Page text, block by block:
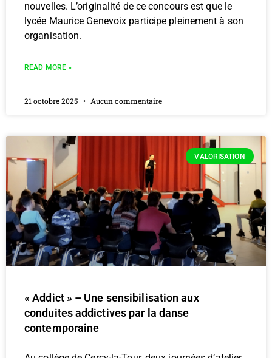
nouvelles. L’originalité de ce concours est que le
lycée Maurice Genevoix participe pleinement à son
organisation.
READ MORE »
21 octobre 2025 Aucun commentaire
VALORISATION
« Addict » – Une sensibilisation aux
conduites addictives par la danse
contemporaine